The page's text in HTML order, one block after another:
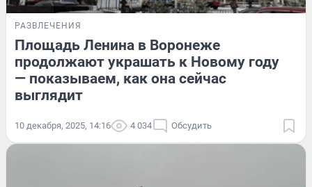
РАЗВЛЕЧЕНИЯ
Площадь Ленина в Воронеже
продолжают украшать к Новому году
— показываем, как она сейчас
выглядит
10 декабря, 2025, 14:16 4 034 Обсудить